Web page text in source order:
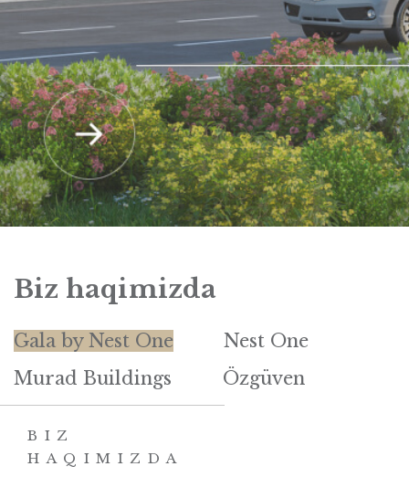
Biz haqimizda
Gala by Nest One
Nest One
Murad Buildings
Özgüven
BIZ
HAQIMIZDA